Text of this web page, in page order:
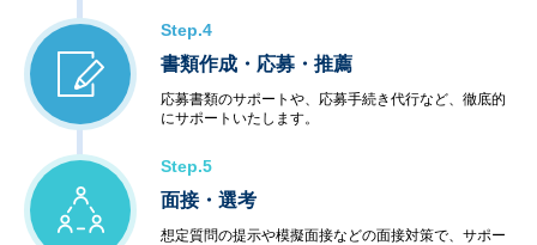
Step.4
書類作成・応募・推薦
応募書類のサポートや、応募手続き代行など、徹底的
にサポートいたします。
Step.5
面接・選考
想定質問の提示や模擬面接などの面接対策で、サポー